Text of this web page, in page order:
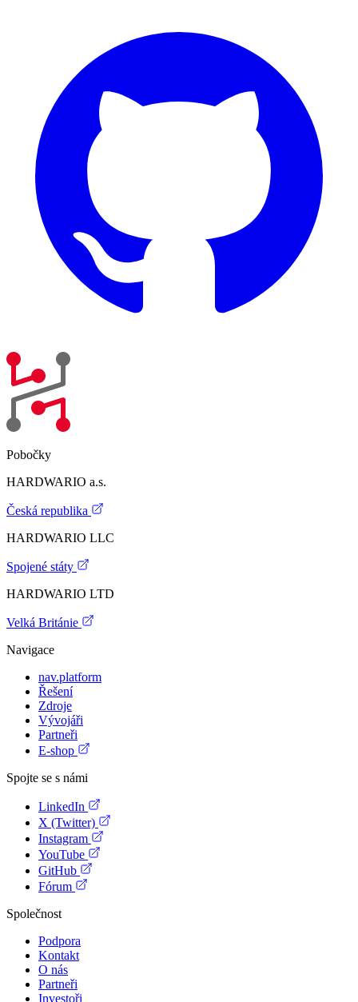
Pobočky
HARDWARIO a.s.
Česká republika
HARDWARIO LLC
Spojené státy
HARDWARIO LTD
Velká Británie
Navigace
nav.platform
Řešení
Zdroje
Vývojáři
Partneři
E-shop
Spojte se s námi
LinkedIn
X (Twitter)
Instagram
YouTube
GitHub
Fórum
Společnost
Podpora
Kontakt
O nás
Partneři
Investoři